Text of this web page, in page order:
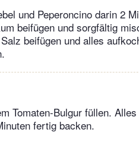
und Peperoncino darin 2
beifügen und sorgfältig
beifügen und alles
Tomaten-Bulgur füllen.
fertig backen.